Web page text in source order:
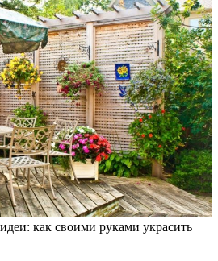
как своими руками украсить